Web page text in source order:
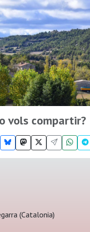
vols compartir?
(Catalonia)